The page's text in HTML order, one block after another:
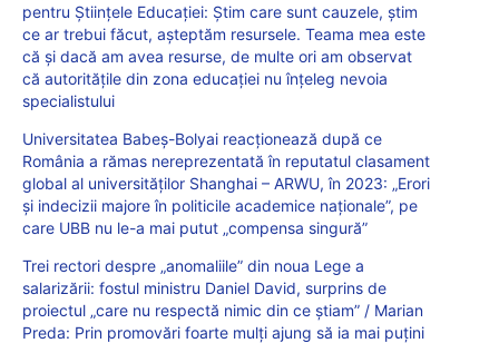
pentru Științele Educației: Știm care sunt cauzele, știm
ce ar trebui făcut, așteptăm resursele. Teama mea este
că și dacă am avea resurse, de multe ori am observat
că autoritățile din zona educației nu înțeleg nevoia
specialistului
Universitatea Babeș-Bolyai reacționează după ce
România a rămas nereprezentată în reputatul clasament
global al universităților Shanghai – ARWU, în 2023: „Erori
și indecizii majore în politicile academice naționale”, pe
care UBB nu le-a mai putut „compensa singură”
Trei rectori despre „anomaliile” din noua Lege a
salarizării: fostul ministru Daniel David, surprins de
proiectul „care nu respectă nimic din ce știam” / Marian
Preda: Prin promovări foarte mulți ajung să ia mai puțini